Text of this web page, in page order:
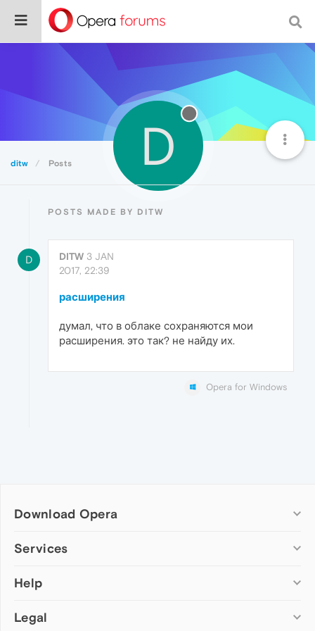
ditw Posts D
POSTS MADE BY DITW
D DITW 3 JAN
2017, 22:39
расширения
думал, что в облаке сохраняются мои
расширения. это так? не найду их.
Opera for Windows
Download Opera
Computer browsers
Opera for Mac
Opera beta version
Services
Add-ons
Wallpapers
Help
Help & support
Legal